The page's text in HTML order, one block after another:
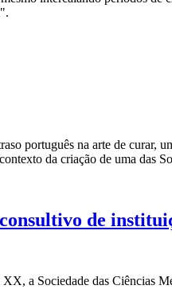
português na arte de curar,
da criação de uma das
de
a Sociedade das Ciências